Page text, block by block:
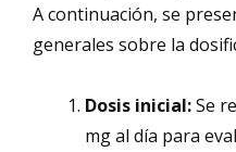
A continuación, se
generales sobre la
Dosis inicial:Se
mg al día para